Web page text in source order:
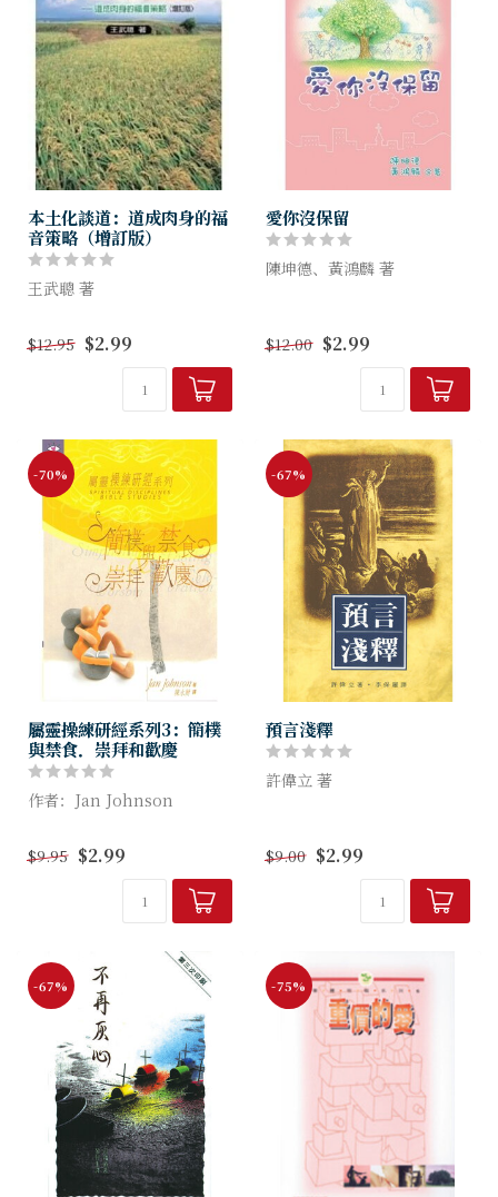
本土化談道：道成肉身的福
音策略（增訂版）
王武聰 著
容」、「屬靈爭戰」為大綱，
有系統地伸延成立論精闢的個
人談道方法，並針對台灣文化
背景的華人，切合其心理的需
$12.95 $2.99
愛你沒保留
陳坤德、黃鴻麟 著
代！這是胡說自由的年代！但
我們想與大家分享和提倡的，
是從愛而來的溫馨！
$12.00 $2.99
-70%
屬靈操練研經系列3：簡樸
與禁食．崇拜和歡慶
作者：Jan Johnson
們能夠少花一點錢、少吃一點
食物嗎？簡樸生活可以幫助我
們聚焦在真正重要的事情上，
$9.95 $2.99
-67%
預言淺釋
許偉立 著
大所立的約，一直論到啟示
錄。他扼要地解述了無千禧年
派的立場，是有心研究末世論
的讀者值得一...
$9.00 $2.99
-67% -75%